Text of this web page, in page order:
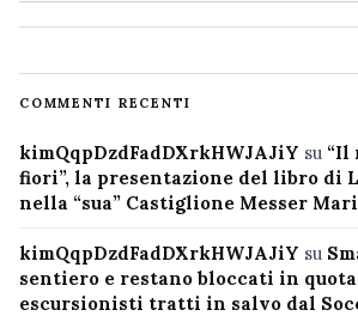
COMMENTI RECENTI
kimQqpDzdFadDXrkHWJAJiY su “Il
fiori”, la presentazione del libro di
nella “sua” Castiglione Messer
kimQqpDzdFadDXrkHWJAJiY su
sentiero e restano bloccati in quota
escursionisti tratti in salvo dal